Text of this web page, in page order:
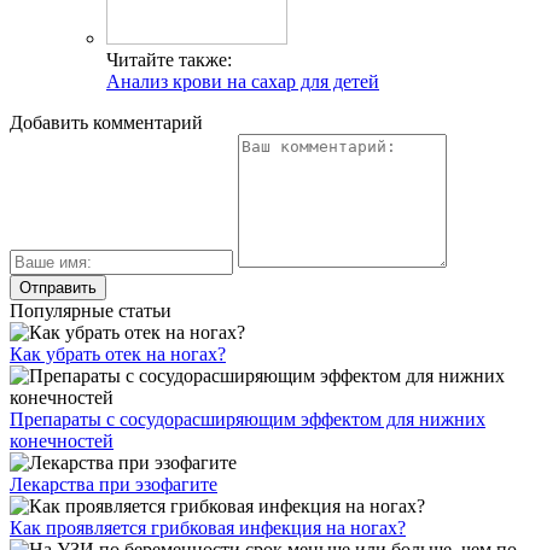
Читайте также:
Анализ крови на сахар для детей
Добавить комментарий
Популярные статьи
Как убрать отек на ногах?
Препараты с сосудорасширяющим эффектом для нижних
конечностей
Лекарства при эзофагите
Как проявляется грибковая инфекция на ногах?